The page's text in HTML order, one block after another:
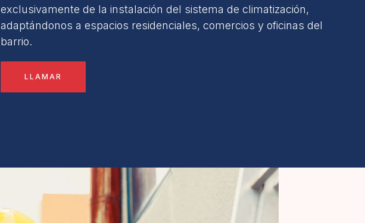
exclusivamente de la instalación del sistema de climatización,
adaptándonos a espacios residenciales, comercios y oficinas del
barrio.
LLAMAR